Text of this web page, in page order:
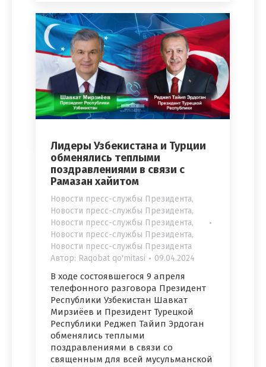
Лидеры Узбекистана и Турции
обменялись теплыми
поздравлениями в связи с
Рамазан хайитом
Новости пресс-службы Президента,
Новости пресс-службы Президента,
Новости пресс-службы Президента,
Новости пресс-службы Президента,
Новости пресс-службы Президента
Автор: Raqobat qo'mitasi 09.04.2024
В ходе состоявшегося 9 апреля
телефонного разговора Президент
Республики Узбекистан Шавкат
Мирзиёев и Президент Турецкой
Республики Реджеп Тайип Эрдоган
обменялись теплыми
поздравлениями в связи со
священным для всей мусульманской